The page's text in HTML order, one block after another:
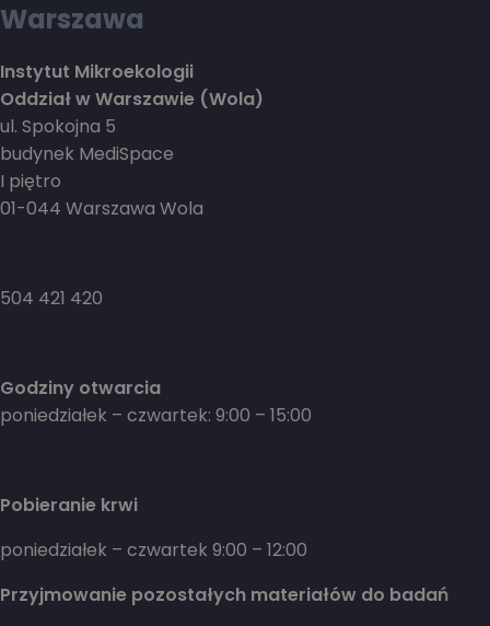
Warszawa
Instytut Mikroekologii
Oddział w Warszawie (Wola)
ul. Spokojna 5
budynek MediSpace
I piętro
01-044 Warszawa Wola
504 421 420
Godziny otwarcia
poniedziałek – czwartek: 9:00 – 15:00
Pobieranie krwi
poniedziałek – czwartek 9:00 – 12:00
Przyjmowanie pozostałych materiałów do badań